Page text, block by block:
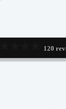
120